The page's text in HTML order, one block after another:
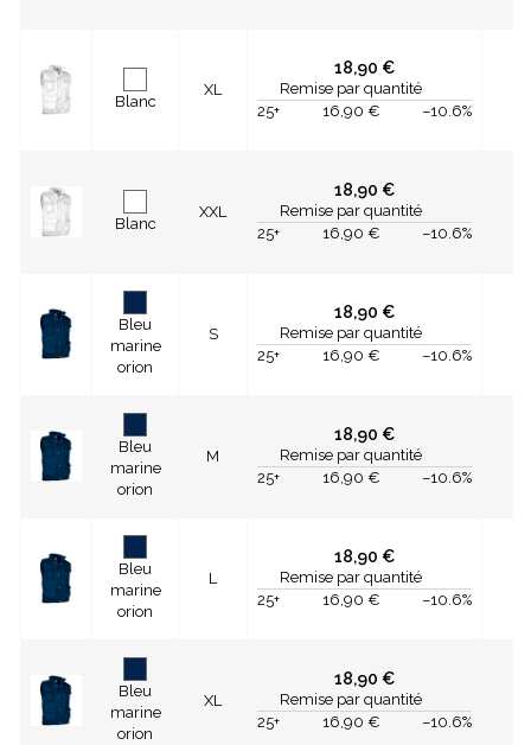
Blanc
XL
18,90 €
Remise par quantité
25+
16,90 € –10.6%
Blanc
XXL
18,90 €
Remise par quantité
25+
16,90 € –10.6%
Bleu
marine
orion
S
18,90 €
Remise par quantité
25+
16,90 € –10.6%
Bleu
marine
orion
M
18,90 €
Remise par quantité
25+
16,90 € –10.6%
Bleu
marine
orion
L
18,90 €
Remise par quantité
25+
16,90 € –10.6%
Bleu
marine
orion
XL
18,90 €
Remise par quantité
25+
16,90 € –10.6%